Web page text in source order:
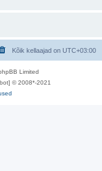
Kõik kellaajad on UTC+03:00
Limited
© 2008*-2021